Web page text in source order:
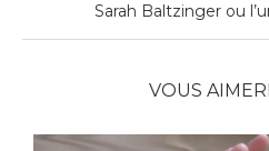
Sarah Baltzinger ou
VOUS